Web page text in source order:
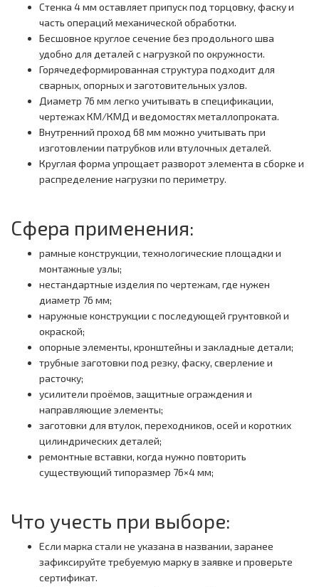
Стенка 4 мм оставляет припуск под торцовку, фаску и
часть операций механической обработки.
Бесшовное круглое сечение без продольного шва
удобно для деталей с нагрузкой по окружности.
Горячедеформированная структура подходит для
сварных, опорных и заготовительных узлов.
Диаметр 76 мм легко учитывать в спецификации,
чертежах КМ/КМД и ведомостях металлопроката.
Внутренний проход 68 мм можно учитывать при
изготовлении патрубков или втулочных деталей.
Круглая форма упрощает разворот элемента в сборке и
распределение нагрузки по периметру.
Сфера применения:
рамные конструкции, технологические площадки и
монтажные узлы;
нестандартные изделия по чертежам, где нужен
диаметр 76 мм;
наружные конструкции с последующей грунтовкой и
окраской;
опорные элементы, кронштейны и закладные детали;
трубные заготовки под резку, фаску, сверление и
расточку;
усилители проёмов, защитные ограждения и
направляющие элементы;
заготовки для втулок, переходников, осей и коротких
цилиндрических деталей;
ремонтные вставки, когда нужно повторить
существующий типоразмер 76×4 мм;
Что учесть при выборе:
Если марка стали не указана в названии, заранее
зафиксируйте требуемую марку в заявке и проверьте
сертификат.